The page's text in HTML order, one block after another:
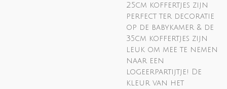
25cm koffertjes zijn
perfect ter decoratie
op de babykamer & de
35cm koffertjes zijn
leuk om mee te nemen
naar een
logeerpartijtje! De
kleur van het